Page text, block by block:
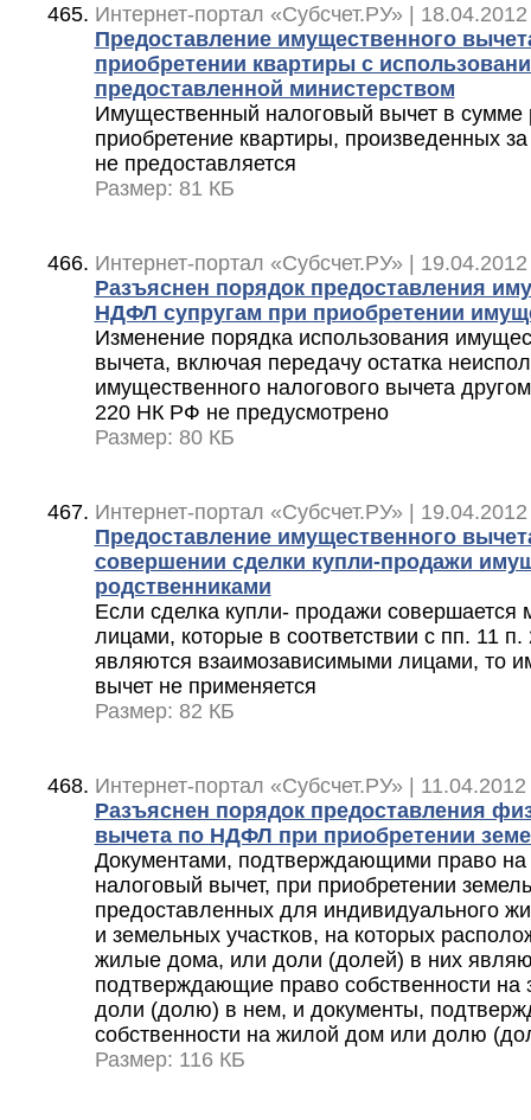
Интернет-портал «Субсчет.РУ» |
Предоставление имущественного
приобретении квартиры с
предоставленной министерством
Имущественный налоговый вычет в сумме
приобретение квартиры, произведенных
не предоставляется
Размер: 81 КБ
Интернет-портал «Субсчет.РУ» |
Разъяснен порядок предоставления
НДФЛ супругам при приобретении
Изменение порядка использования
вычета, включая передачу остатка
имущественного налогового вычета
220 НК РФ не предусмотрено
Размер: 80 КБ
Интернет-портал «Субсчет.РУ» |
Предоставление имущественного
совершении сделки купли-продажи
родственниками
Если сделка купли- продажи совершается
лицами, которые в соответствии с пп. 11
являются взаимозависимыми лицами, то
вычет не применяется
Размер: 82 КБ
Интернет-портал «Субсчет.РУ» |
Разъяснен порядок предоставления
вычета по НДФЛ при приобретении
Документами, подтверждающими право
налоговый вычет, при приобретении
предоставленных для индивидуального
и земельных участков, на которых
жилые дома, или доли (долей) в них
подтверждающие право собственности на
доли (долю) в нем, и документы,
собственности на жилой дом или долю
Размер: 116 КБ